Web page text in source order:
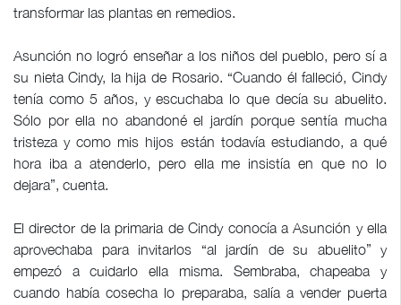
transformar las plantas en remedios.
Asunción no logró enseñar a los niños del pueblo, pero sí a
su nieta Cindy, la hija de Rosario. “Cuando él falleció, Cindy
tenía como 5 años, y escuchaba lo que decía su abuelito.
Sólo por ella no abandoné el jardín porque sentía mucha
tristeza y como mis hijos están todavía estudiando, a qué
hora iba a atenderlo, pero ella me insistía en que no lo
dejara”, cuenta.
El director de la primaria de Cindy conocía a Asunción y ella
aprovechaba para invitarlos “al jardín de su abuelito” y
empezó a cuidarlo ella misma. Sembraba, chapeaba y
cuando había cosecha lo preparaba, salía a vender puerta